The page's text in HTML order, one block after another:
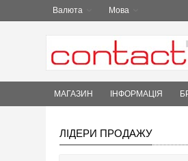
Валюта Мова
МАГАЗИН ІНФОРМАЦІЯ
ЛІДЕРИ ПРОДАЖУ